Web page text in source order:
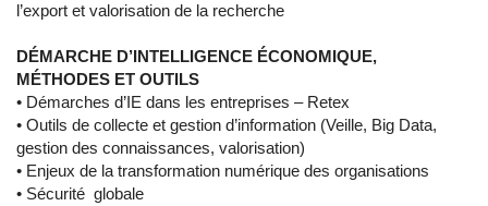
l’export et valorisation de la recherche
DÉMARCHE D’INTELLIGENCE ÉCONOMIQUE,
MÉTHODES ET OUTILS
• Démarches d’IE dans les entreprises – Retex
• Outils de collecte et gestion d’information (Veille, Big Data,
gestion des connaissances, valorisation)
• Enjeux de la transformation numérique des organisations
• Sécurité globale